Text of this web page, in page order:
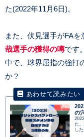
た(2022年11月6日)。
また、伏見選手がFAを
哉選手の獲得の噂です。
中で、球界屈指の強打
か？
の
た
し